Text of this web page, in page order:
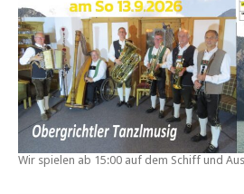
Wir spielen ab 15:00 auf dem Schiff und